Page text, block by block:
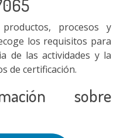
procesos y
los requisitos para
de las actividades y la
de certificación.
sobre